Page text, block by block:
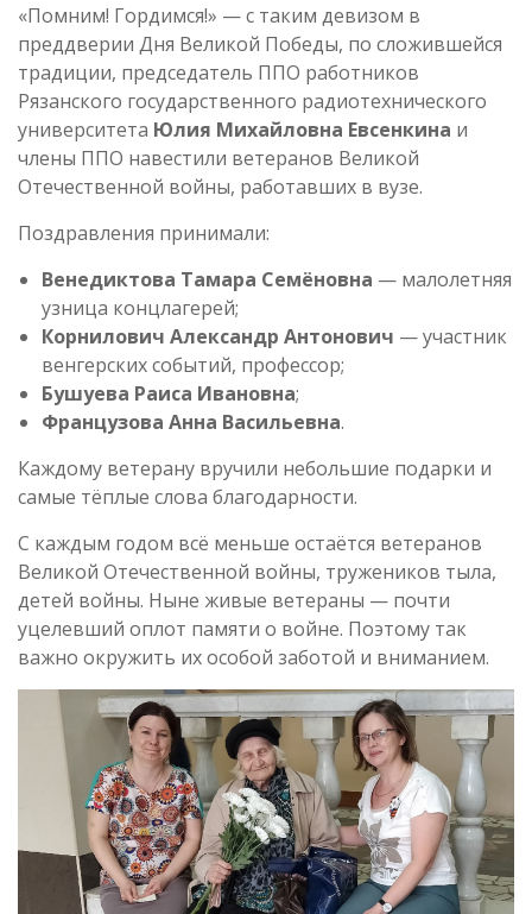
«Помним! Гордимся!» — с таким девизом в
преддверии Дня Великой Победы, по сложившейся
традиции, председатель ППО работников
Рязанского государственного радиотехнического
университета Юлия Михайловна Евсенкина и
члены ППО навестили ветеранов Великой
Отечественной войны, работавших в вузе.
Поздравления принимали:
Венедиктова Тамара Семёновна — малолетняя
узница концлагерей;
Корнилович Александр Антонович — участник
венгерских событий, профессор;
Бушуева Раиса Ивановна;
Французова Анна Васильевна.
Каждому ветерану вручили небольшие подарки и
самые тёплые слова благодарности.
С каждым годом всё меньше остаётся ветеранов
Великой Отечественной войны, тружеников тыла,
детей войны. Ныне живые ветераны — почти
уцелевший оплот памяти о войне. Поэтому так
важно окружить их особой заботой и вниманием.